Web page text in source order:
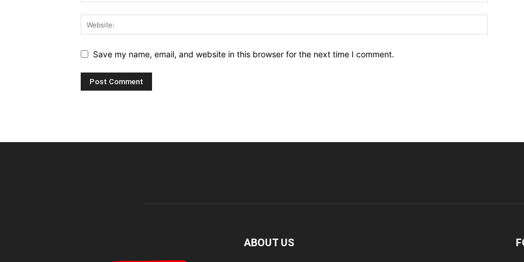
Save my name, email, and website in this browser for the next time I comment.
ABOUT US